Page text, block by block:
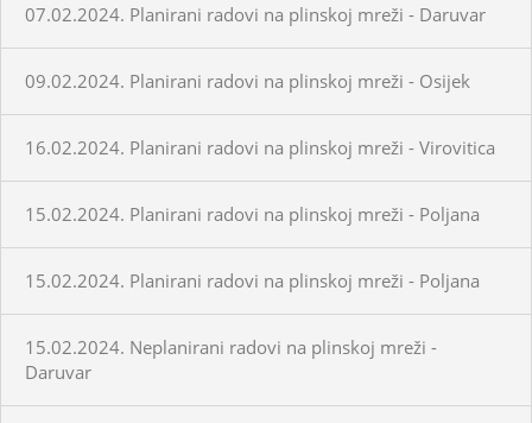
07.02.2024. Planirani radovi na plinskoj mreži - Daruvar
09.02.2024. Planirani radovi na plinskoj mreži - Osijek
16.02.2024. Planirani radovi na plinskoj mreži - Virovitica
15.02.2024. Planirani radovi na plinskoj mreži - Poljana
15.02.2024. Planirani radovi na plinskoj mreži - Poljana
15.02.2024. Neplanirani radovi na plinskoj mreži -
Daruvar